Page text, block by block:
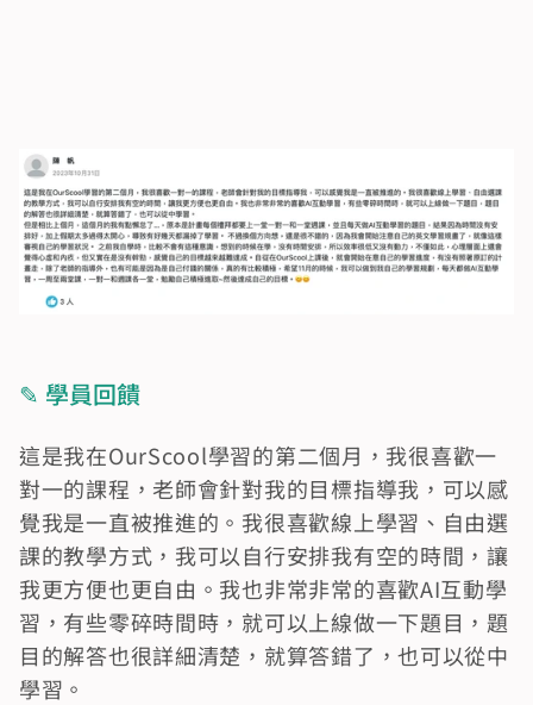
✎ 學員回饋
這是我在OurScool學習的第二個月，我很喜歡一
對一的課程，老師會針對我的目標指導我，可以感
覺我是一直被推進的。我很喜歡線上學習、自由選
課的教學方式，我可以自行安排我有空的時間，讓
我更方便也更自由。我也非常非常的喜歡AI互動學
習，有些零碎時間時，就可以上線做一下題目，題
目的解答也很詳細清楚，就算答錯了，也可以從中
學習。